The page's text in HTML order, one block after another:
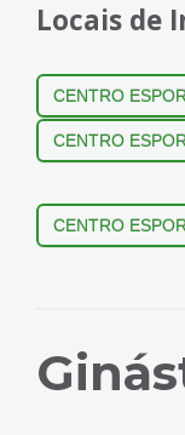
Locais de
CENTRO
CENTRO
CENTRO